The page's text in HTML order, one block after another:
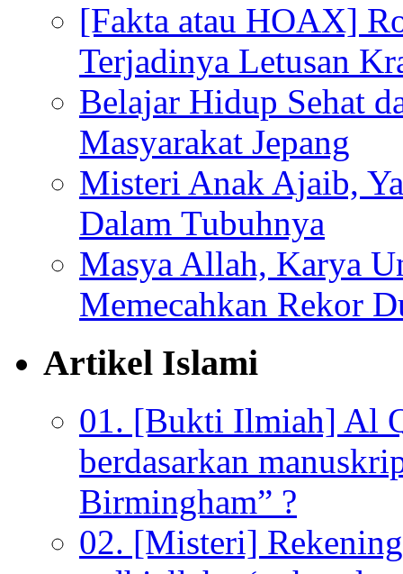
[Fakta atau HOAX]
Terjadinya Letusan
Belajar Hidup Sehat
Masyarakat Jepang
Misteri Anak Ajaib,
Dalam Tubuhnya
Masya Allah, Karya
Memecahkan Rekor
Artikel Islami
01. [Bukti Ilmiah] Al
berdasarkan
Birmingham” ?
02. [Misteri]